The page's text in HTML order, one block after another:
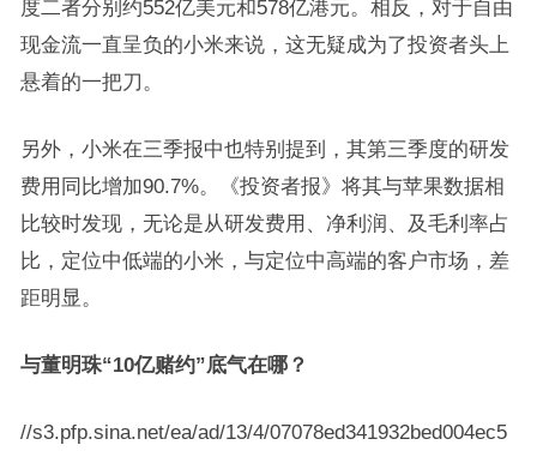
度二者分别约552亿美元和578亿港元。相反，对于自由
现金流一直呈负的小米来说，这无疑成为了投资者头上
悬着的一把刀。
另外，小米在三季报中也特别提到，其第三季度的研发
费用同比增加90.7%。《投资者报》将其与苹果数据相
比较时发现，无论是从研发费用、净利润、及毛利率占
比，定位中低端的小米，与定位中高端的客户市场，差
距明显。
与董明珠“10亿赌约”底气在哪？
//s3.pfp.sina.net/ea/ad/13/4/07078ed341932bed004ec5